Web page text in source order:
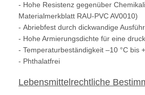
- Hohe Resistenz gegenüber
Materialmerkblatt RAU-PVC AV0010)
- Abriebfest durch dickwandige
- Hohe Armierungsdichte für eine
- Temperaturbeständigkeit –10 °C bis
- Phthalatfrei
Lebensmittelrechtliche